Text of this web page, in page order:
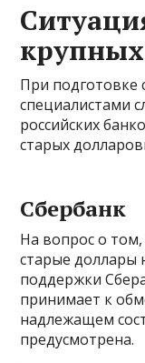
При подготовке
специалистами
российских
старых
Сбербанк
На вопрос о
старые доллары
поддержки
принимает к
надлежащем
предусмотрена.